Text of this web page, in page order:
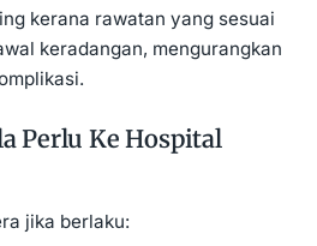
kerana rawatan yang sesuai
keradangan, mengurangkan
Perlu Ke Hospital
jika berlaku: